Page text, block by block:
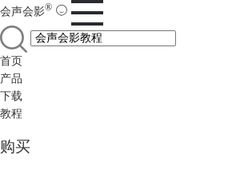
会声会影®
首页
产品
下载
教程
购买